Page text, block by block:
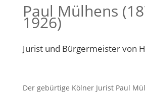
Paul Mülhens
1926)
Jurist und Bürgermeister von
Der ge­bür­ti­ge Köl­ner Ju­rist Paul